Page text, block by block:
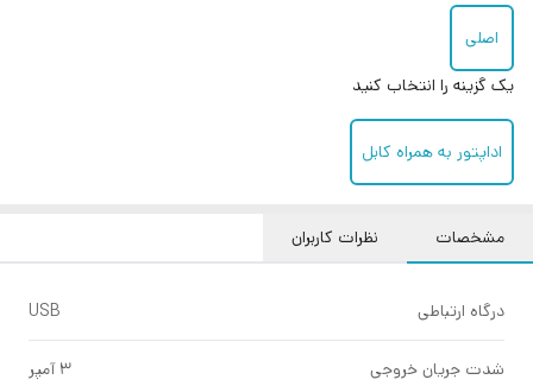
اصلی
یک گزینه را انتخاب کنید
اداپتور به همراه کابل
مشخصات نظرات کاربران
درگاه ارتباطی USB
شدت جریان خروجی 3 آمپر